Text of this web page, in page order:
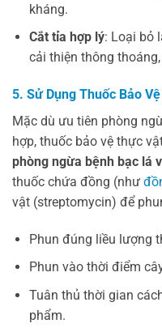
kháng.
Cắt tỉa hợp lý: Loại bỏ
cải thiện thông
5. Sử Dụng Thuốc Bảo
Mặc dù ưu tiên phòng
hợp, thuốc bảo vệ thực
phòng ngừa bệnh bạc lá
thuốc chứa đồng (như
vật (streptomycin) để
Phun đúng liều lượng
Phun vào thời điểm
Tuân thủ thời gian
phẩm.